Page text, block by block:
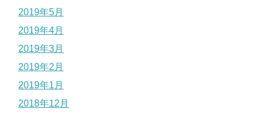
2019年5月
2019年4月
2019年3月
2019年2月
2019年1月
2018年12月